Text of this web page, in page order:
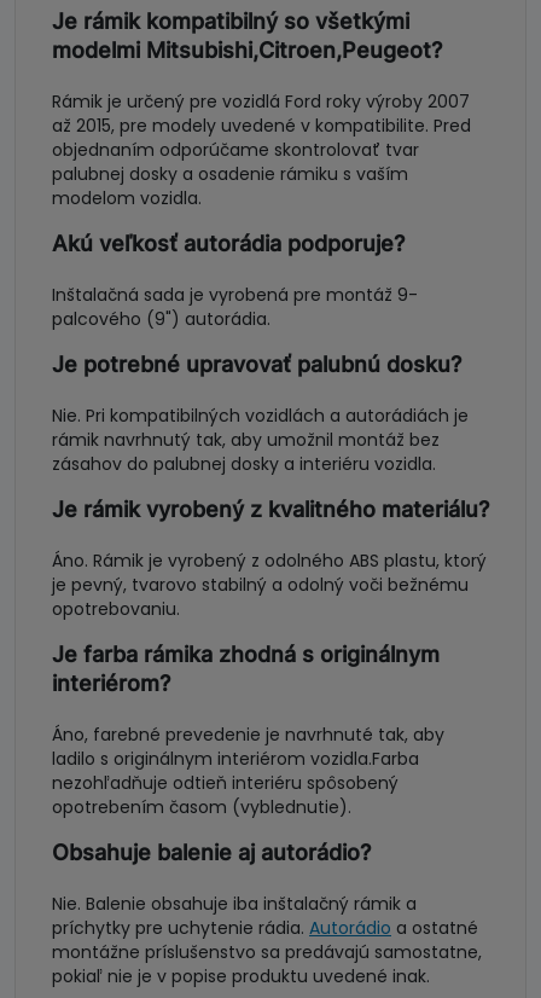
Je rámik kompatibilný so všetkými
modelmi Mitsubishi,Citroen,Peugeot?
Rámik je určený pre vozidlá Ford roky výroby 2007
až 2015, pre modely uvedené v kompatibilite. Pred
objednaním odporúčame skontrolovať tvar
palubnej dosky a osadenie rámiku s vaším
modelom vozidla.
Akú veľkosť autorádia podporuje?
Inštalačná sada je vyrobená pre montáž 9-
palcového (9") autorádia.
Je potrebné upravovať palubnú dosku?
Nie. Pri kompatibilných vozidlách a autorádiách je
rámik navrhnutý tak, aby umožnil montáž bez
zásahov do palubnej dosky a interiéru vozidla.
Je rámik vyrobený z kvalitného materiálu?
Áno. Rámik je vyrobený z odolného ABS plastu, ktorý
je pevný, tvarovo stabilný a odolný voči bežnému
opotrebovaniu.
Je farba rámika zhodná s originálnym
interiérom?
Áno, farebné prevedenie je navrhnuté tak, aby
ladilo s originálnym interiérom vozidla.Farba
nezohľadňuje odtieň interiéru spôsobený
opotrebením časom (vyblednutie).
Obsahuje balenie aj autorádio?
Nie. Balenie obsahuje iba inštalačný rámik a
príchytky pre uchytenie rádia. Autorádio a ostatné
montážne príslušenstvo sa predávajú samostatne,
pokiaľ nie je v popise produktu uvedené inak.